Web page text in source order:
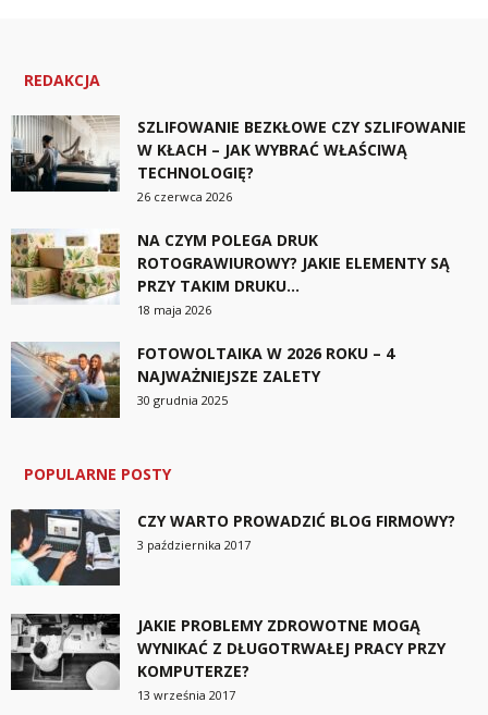
REDAKCJA
SZLIFOWANIE BEZKŁOWE CZY SZLIFOWANIE
W KŁACH – JAK WYBRAĆ WŁAŚCIWĄ
TECHNOLOGIĘ?
26 czerwca 2026
NA CZYM POLEGA DRUK
ROTOGRAWIUROWY? JAKIE ELEMENTY SĄ
PRZY TAKIM DRUKU...
18 maja 2026
FOTOWOLTAIKA W 2026 ROKU – 4
NAJWAŻNIEJSZE ZALETY
30 grudnia 2025
POPULARNE POSTY
CZY WARTO PROWADZIĆ BLOG FIRMOWY?
3 października 2017
JAKIE PROBLEMY ZDROWOTNE MOGĄ
WYNIKAĆ Z DŁUGOTRWAŁEJ PRACY PRZY
KOMPUTERZE?
13 września 2017